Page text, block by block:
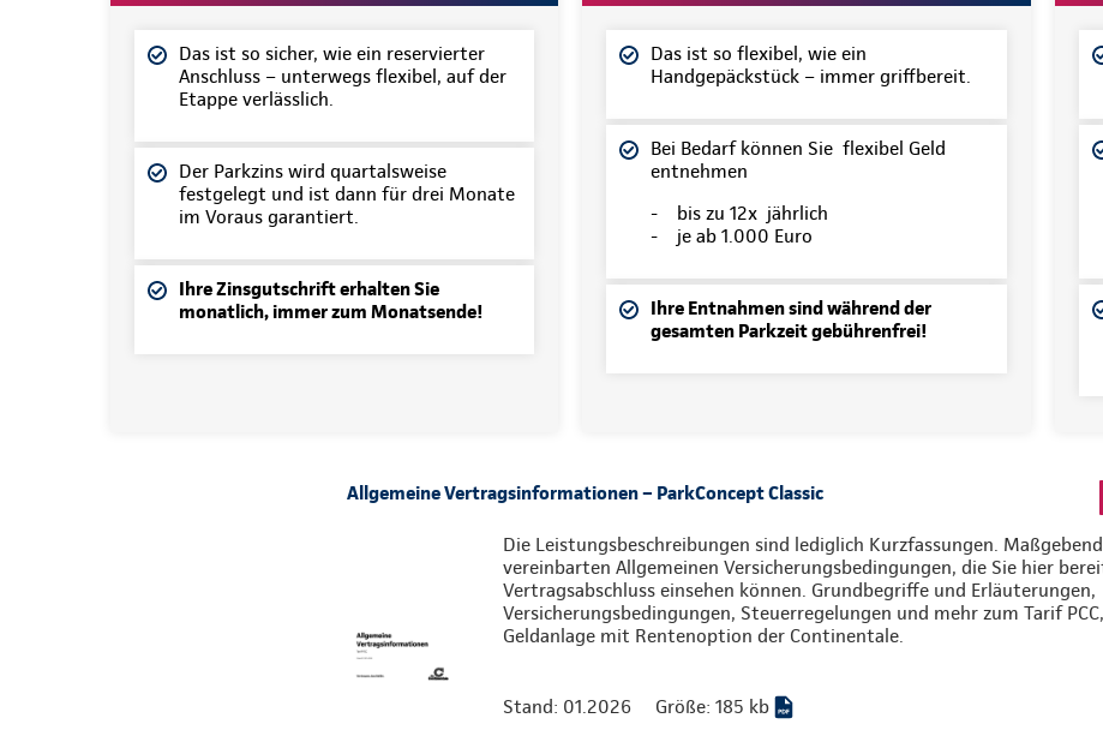
Das ist so sicher, wie ein reservierter
Anschluss – unterwegs flexibel, auf der
Etappe verlässlich.
Der Parkzins wird quartalsweise
festgelegt und ist dann für drei Monate
im Voraus garantiert.
Ihre Zinsgutschrift erhalten Sie
monatlich, immer zum Monatsende!
Das ist so flexibel, wie ein
Handgepäckstück – immer griffbereit.
Bei Bedarf können Sie flexibel Geld
entnehmen
- bis zu 12x jährlich
- je ab 1.000 Euro
Ihre Entnahmen sind während der
gesamten Parkzeit gebührenfrei!
Allgemeine Vertragsinformationen – ParkConcept Classic
Die Leistungsbeschreibungen sind lediglich Kurzfassungen.
vereinbarten Allgemeinen Versicherungsbedingungen, die Sie hier
Vertragsabschluss einsehen können. Grundbegriffe und Erläuterungen,
Versicherungsbedingungen, Steuerregelungen und mehr zum Tarif
Geldanlage mit Rentenoption der Continentale.
Stand: 01.2026 Größe: 185 kb